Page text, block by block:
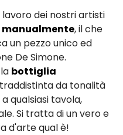
dei nostri artisti
, il che
un pezzo unico ed
De Simone.
bottiglia
da tonalità
qualsiasi tavola,
Si tratta di un vero e
d'arte qual è!